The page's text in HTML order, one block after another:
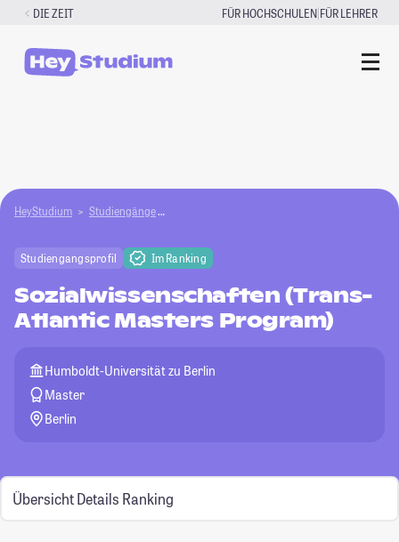
Zum
springen
DIE ZEIT FÜR HOCHSCHULEN|FÜR LEHRER
HeyStudium Studiengänge Sozialwissenschaften (Trans-Atlantic Masters
Studiengangsprofil Im Ranking
Sozialwissenschaften (Trans-
Atlantic Masters Program)
Humboldt-Universität zu Berlin
Master
Berlin
Übersicht Details Ranking